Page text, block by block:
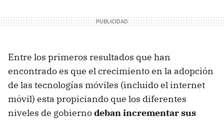
Entre los primeros resultados que han
encontrado es que el crecimiento en la adopción
de las tecnologías móviles (incluido el internet
móvil) esta propiciando que los diferentes
niveles de gobiernodeban incrementar sus